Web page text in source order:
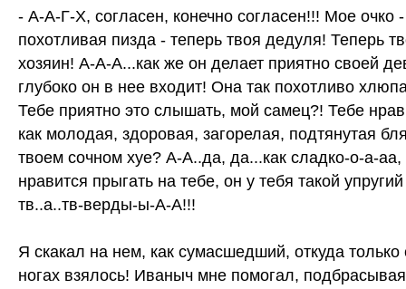
- А-А-Г-Х, согласен, конечно согласен!!! Мое очко -
похотливая пизда - теперь твоя дедуля! Теперь
хозяин! А-А-А...как же он делает приятно своей
глубоко он в нее входит! Она так похотливо
Тебе приятно это слышать, мой самец?! Тебе
как молодая, здоровая, загорелая, подтянутая
твоем сочном хуе? А-А..да, да...как сладко-о-а-
нравится прыгать на тебе, он у тебя такой
тв..а..тв-верды-ы-А-А!!!
Я скакал на нем, как сумасшедший, откуда только
ногах взялось! Иваныч мне помогал,